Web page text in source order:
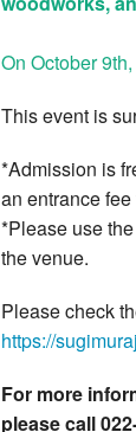
On October
This event is
*Admission is
an entrance
*Please use
the venue.
Please check
https://
For more
please call